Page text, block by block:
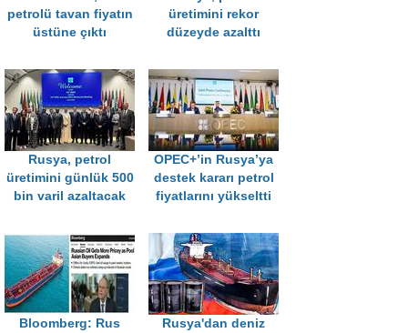
petrolü tavan fiyatın
üstüne çıktı
üretimini rekor
düzeyde azalttı
Rusya, petrol
üretimini günlük 500
bin varil azaltacak
OPEC+’in Rusya’ya
destek kararı petrol
fiyatlarını yükseltti
Bloomberg: Rus
Rusya'dan deniz